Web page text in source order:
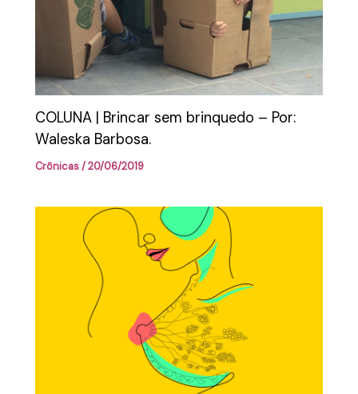
COLUNA | Brincar sem brinquedo – Por:
Waleska Barbosa.
Crônicas/20/06/2019